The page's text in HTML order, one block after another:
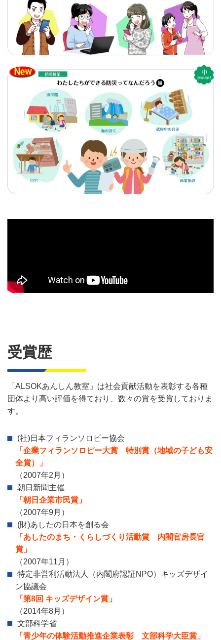
受賞歴
「ALSOKあんしん教室」は社会貢献活動を表彰する各種
団体より高い評価を得ており、数々の賞を受賞しておりま
す。
(社)日本フィランソロピー協会
「企業フィランソロピー大賞 特別賞（地域の子ども安
全賞）」
（2007年2月）
朝日新聞主催
「朝日企業市民賞」
（2007年9月）
(財)あしたの日本を創る会
「あしたのまち・くらしづくり活動賞 内閣官房長官
賞」
（2007年11月）
特定非営利活動法人（内閣府認証NPO）キッズデザイ
ン協議会
「第8回 キッズデザイン賞」
（2014年8月）
文部科学省
「青少年の体験活動推進企業表彰 文部科学大臣賞」